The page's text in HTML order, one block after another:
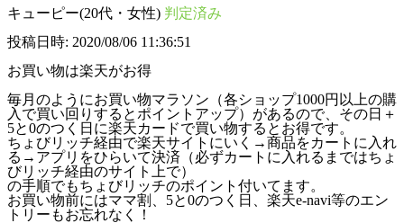
キューピー(20代・女性) 判定済み
投稿日時: 2020/08/06 11:36:51
お買い物は楽天がお得
毎月のようにお買い物マラソン（各ショップ1000円以上の購
入で買い回りするとポイントアップ）があるので、その日＋
5と0のつく日に楽天カードで買い物するとお得です。
ちょびリッチ経由で楽天サイトにいく→商品をカートに入れ
る→アプリをひらいて決済（必ずカートに入れるまではちょ
びリッチ経由のサイト上で）
の手順でもちょびリッチのポイント付いてます。
お買い物前にはママ割、5と0のつく日、楽天e-navi等のエン
トリーもお忘れなく！